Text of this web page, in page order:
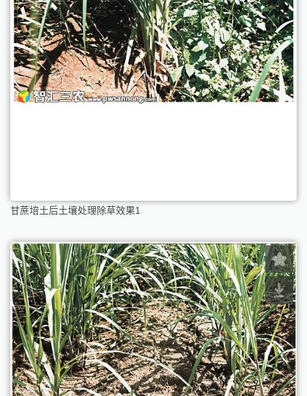
甘蔗培土后土壤处理除草效果1